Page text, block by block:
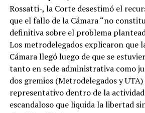
Rossatti-, la Corte desestimó el
que el fallo de la Cámara “no
definitiva sobre el problema
Los metrodelegados explicaron que
Cámara llegó luego de que se
tanto en sede administrativa como
dos gremios (Metrodelegados y UTA)
representativo dentro de la
escandaloso que liquida la libertad